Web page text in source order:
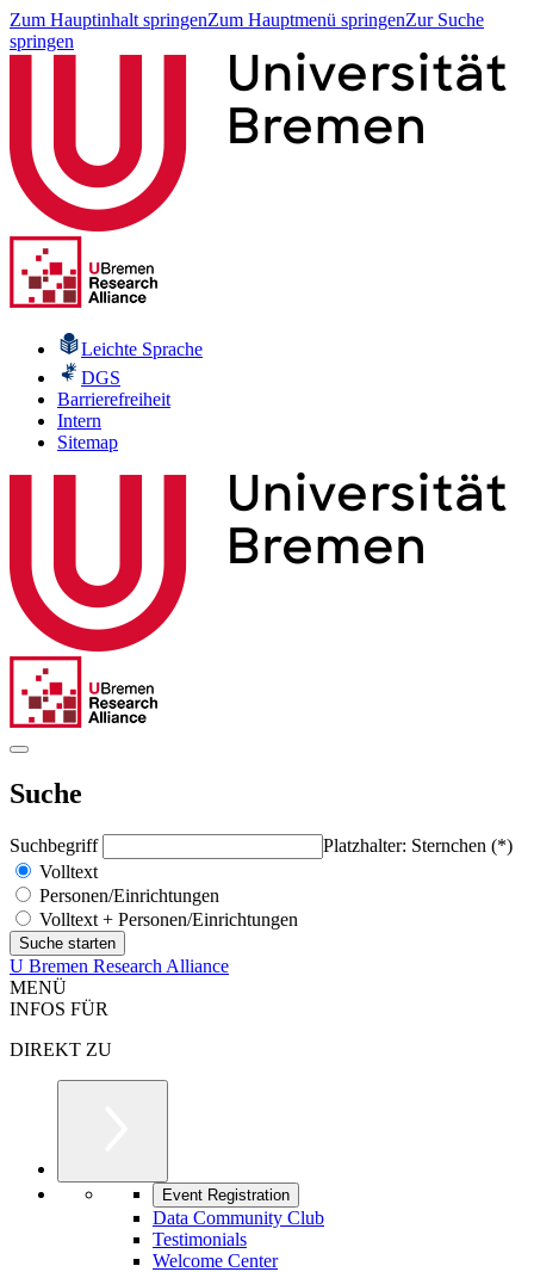
Zum Hauptinhalt springenZum Hauptmenü springenZur Suche
springen
Leichte Sprache
DGS
Barrierefreiheit
Intern
Sitemap
Suche
Suchbegriff
Platzhalter: Sternchen (*)
Volltext
Personen/Einrichtungen
Volltext + Personen/Einrichtungen
U Bremen Research Alliance
MENÜ
INFOS FÜR
DIREKT ZU
Event Registration
Data Community Club
Testimonials
Welcome Center